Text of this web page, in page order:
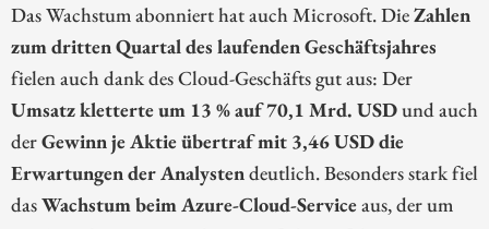
Das Wachstum abonniert hat auch Microsoft. DieZahlen
zum dritten Quartal des laufenden Geschäftsjahres
fielen auch dank des Cloud-Geschäfts gut aus: Der
Umsatz kletterte um 13 % auf 70,1 Mrd. USDund auch
derGewinn je Aktie übertraf mit 3,46 USD die
Erwartungen der Analystendeutlich. Besonders stark fiel
dasWachstum beim Azure-Cloud-Serviceaus, der um